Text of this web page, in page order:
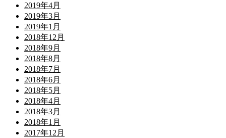
2019年4月
2019年3月
2019年1月
2018年12月
2018年9月
2018年8月
2018年7月
2018年6月
2018年5月
2018年4月
2018年3月
2018年1月
2017年12月